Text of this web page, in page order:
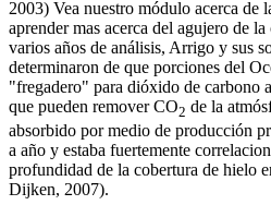
2003) Vea nuestro módulo acerca de
aprender mas acerca del agujero de
varios años de análisis, Arrigo y sus
determinaron de que porciones del
"fregadero" para dióxido de carbono
que pueden remover CO2 de la
absorbido por medio de producción
a año y estaba fuertemente
profundidad de la cobertura de hielo
Dijken, 2007).